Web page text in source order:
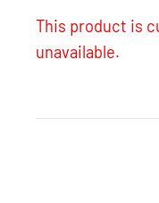
This product is
unavailable.